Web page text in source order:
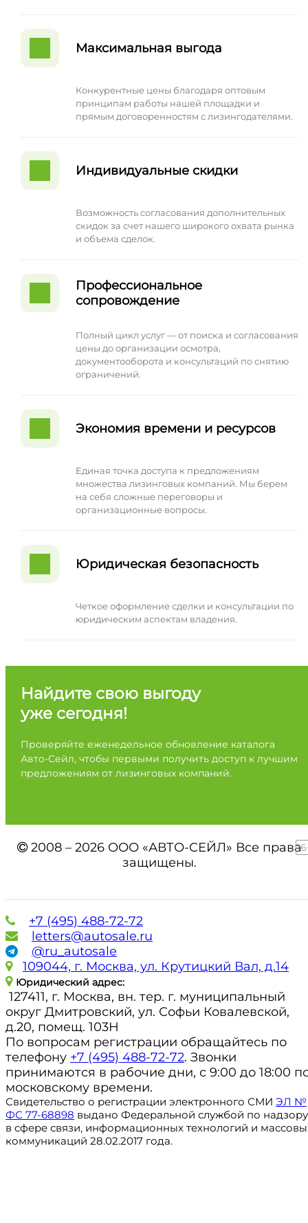
Максимальная выгода
Конкурентные цены благодаря оптовым
принципам работы нашей площадки и
прямым договоренностям с лизингодателями.
Индивидуальные скидки
Возможность согласования дополнительных
скидок за счет нашего широкого охвата рынка
и объема сделок.
Профессиональное
сопровождение
Полный цикл услуг — от поиска и согласования
цены до организации осмотра,
документооборота и консультаций по снятию
ограничений.
Экономия времени и ресурсов
Единая точка доступа к предложениям
множества лизинговых компаний. Мы берем
на себя сложные переговоры и
организационные вопросы.
Юридическая безопасность
Четкое оформление сделки и консультации по
юридическим аспектам владения.
Найдите свою выгоду
уже сегодня!
Проверяйте еженедельное обновление каталога
Авто-Сейл, чтобы первыми получить доступ к лучшим
предложениям от лизинговых компаний.
2008 – 2026 ООО «АВТО-СЕЙЛ» Все права
защищены.
+7 (495) 488-72-72
letters@autosale.ru
@ru_autosale
109044, г. Москва, ул. Крутицкий Вал, д.14
Юридический адрес:
127411, г. Москва, вн. тер. г. муниципальный
округ Дмитровский, ул. Софьи Ковалевской,
д.20, помещ. 103Н
По вопросам регистрации обращайтесь по
телефону +7 (495) 488-72-72. Звонки
принимаются в рабочие дни, с 9:00 до 18:00
московскому времени.
Свидетельство о регистрации электронного СМИ ЭЛ №
ФС 77-68898 выдано Федеральной службой по надзору
в сфере связи, информационных технологий и
коммуникаций 28.02.2017 года.